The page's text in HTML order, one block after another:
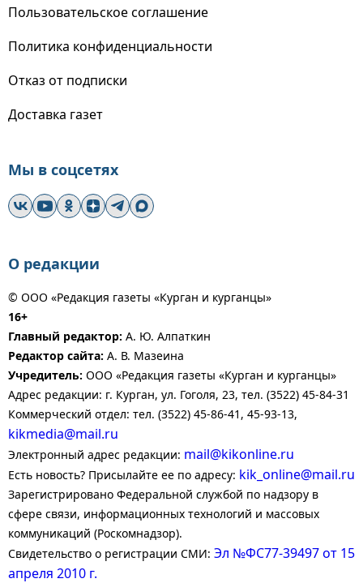
Пользовательское соглашение
Политика конфиденциальности
Отказ от подписки
Доставка газет
Мы в соцсетях
О редакции
© ООО «Редакция газеты «Курган и курганцы»
16+
Главный редактор: А. Ю. Алпаткин
Редактор сайта: А. В. Мазеина
Учредитель: ООО «Редакция газеты «Курган и курганцы»
Адрес редакции: г. Курган, ул. Гоголя, 23, тел. (3522) 45-84-31
Коммерческий отдел: тел. (3522) 45-86-41, 45-93-13,
kikmedia@mail.ru
Электронный адрес редакции: mail@kikonline.ru
Есть новость? Присылайте ее по адресу: kik_online@mail.ru
Зарегистрировано Федеральной службой по надзору в
сфере связи, информационных технологий и массовых
коммуникаций (Роскомнадзор).
Свидетельство о регистрации СМИ: Эл №ФС77-39497 от 15
апреля 2010 г.